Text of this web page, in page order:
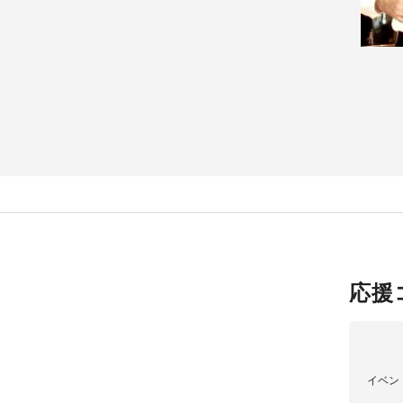
応援
イベン